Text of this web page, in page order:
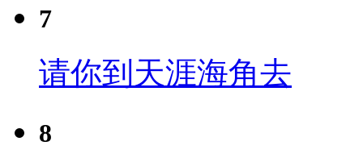
7
请你到天涯海角去
8